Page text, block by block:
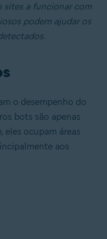
sites a funcionar com
podem ajudar os
o desempenho do
bots são apenas
ocupam áreas
aos